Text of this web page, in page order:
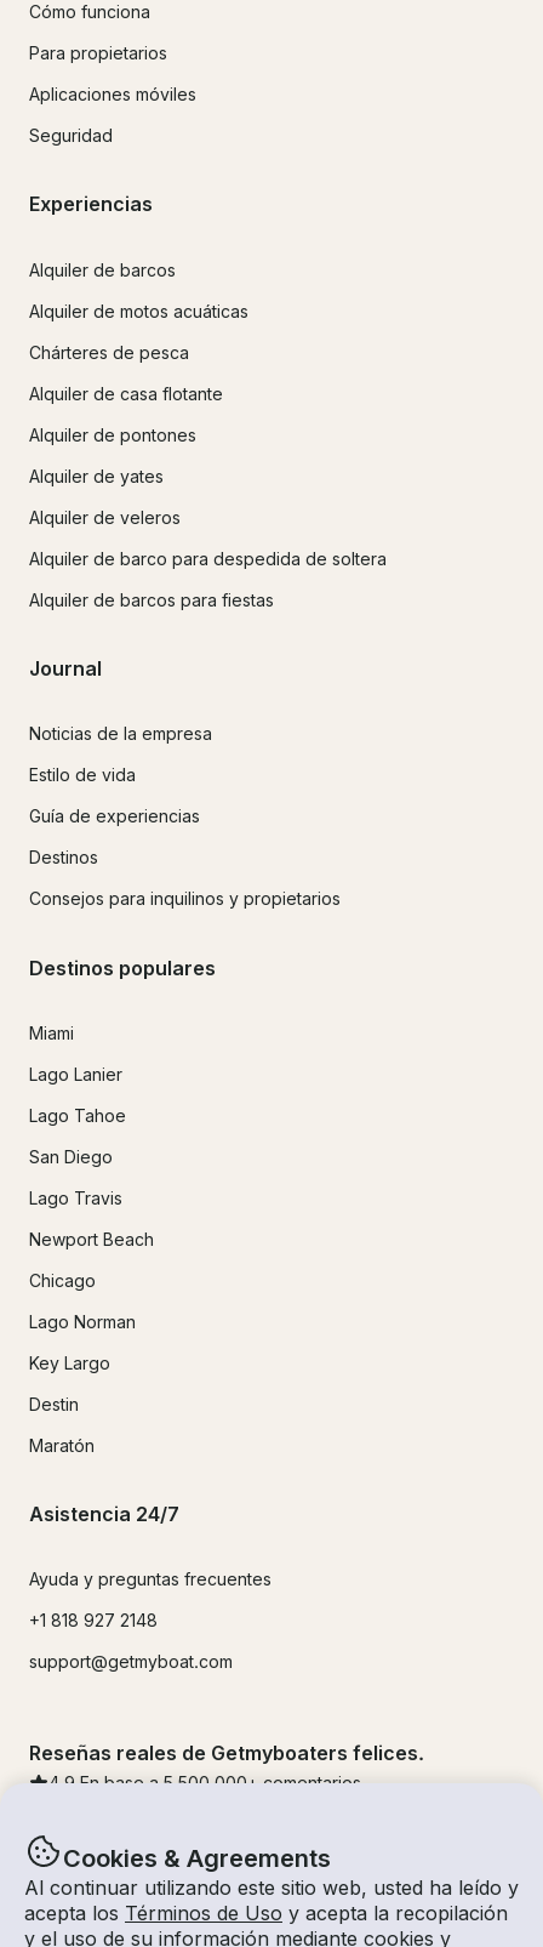
Cookies & Agreements
Al continuar utilizando este sitio web, usted ha leído y
acepta los Términos de Uso y acepta la recopilación
y el uso de su información mediante cookies y
Cómo funciona
Para propietarios
Aplicaciones móviles
Seguridad
Experiencias
Alquiler de barcos
Alquiler de motos acuáticas
Chárteres de pesca
Alquiler de casa flotante
Alquiler de pontones
Alquiler de yates
Alquiler de veleros
Alquiler de barco para despedida de soltera
Alquiler de barcos para fiestas
Journal
Noticias de la empresa
Estilo de vida
Guía de experiencias
Destinos
Consejos para inquilinos y propietarios
Destinos populares
Miami
Lago Lanier
Lago Tahoe
San Diego
Lago Travis
Newport Beach
Chicago
Lago Norman
Key Largo
Destin
Maratón
Asistencia 24/7
Ayuda y preguntas frecuentes
+1 818 927 2148
support@getmyboat.com
Reseñas reales de Getmyboaters felices.
4.9 En base a 5 500,000 + comentarios